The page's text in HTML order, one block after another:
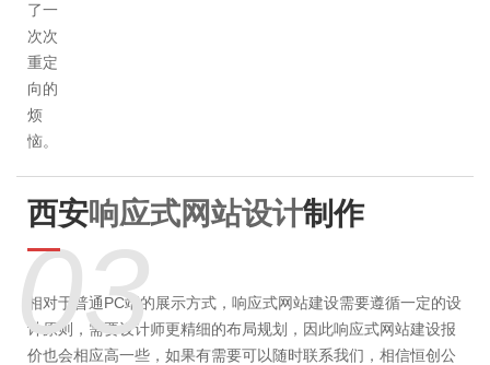
了一
次次
重定
向的
烦
恼。
03
西安响应式网站设计制作
相对于普通PC端的展示方式，响应式网站建设需要遵循一定的设
计原则，需要设计师更精细的布局规划，因此响应式网站建设报
价也会相应高一些，如果有需要可以随时联系我们，相信恒创公